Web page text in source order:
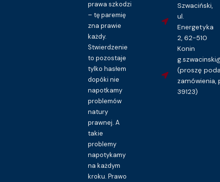
prawa szkodzi
– tę paremię
zna prawie
każdy.
Stwierdzenie
to pozostaje
tylko hasłem
dopóki nie
napotkamy
problemów
natury
prawnej. A
takie
problemy
napotykamy
na każdym
kroku. Prawo
Szwaciński,
ul.
Energetyka
2, 62-510
Konin
(proszę
zamówienia,
39123)